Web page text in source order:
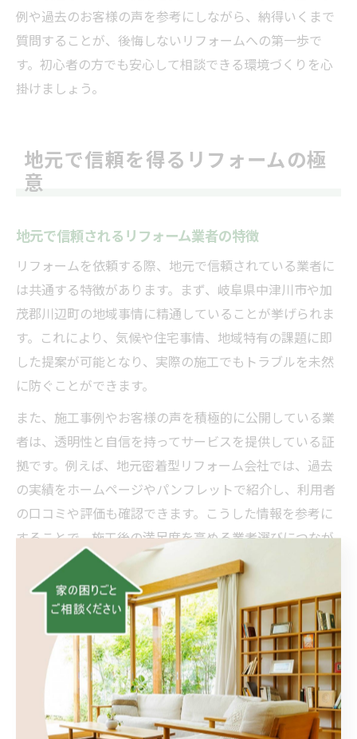
例や過去のお客様の声を参考にしながら、納得いくまで
質問することが、後悔しないリフォームへの第一歩で
す。初心者の方でも安心して相談できる環境づくりを心
掛けましょう。
地元で信頼を得るリフォームの極
意
地元で信頼されるリフォーム業者の特徴
リフォームを依頼する際、地元で信頼されている業者に
は共通する特徴があります。まず、岐阜県中津川市や加
茂郡川辺町の地域事情に精通していることが挙げられま
す。これにより、気候や住宅事情、地域特有の課題に即
した提案が可能となり、実際の施工でもトラブルを未然
に防ぐことができます。
また、施工事例やお客様の声を積極的に公開している業
者は、透明性と自信を持ってサービスを提供している証
拠です。例えば、地元密着型リフォーム会社では、過去
の実績をホームページやパンフレットで紹介し、利用者
の口コミや評価も確認できます。こうした情報を参考に
することで、施工後の満足度を高める業者選びにつなが
ります。
リフォーム成功のカギは信頼できる業者選び
リフォームの成功には、信頼できる業者の選定が欠かせ
ません。事前相談や現地調査、見積もりが無料で受けら
れるかどうかを必ず確認しましょう。無料相談を実施し
ている業者は、顧客の要望を丁寧にヒアリングし、具体